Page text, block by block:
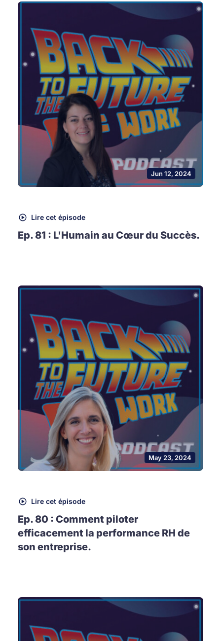
Jun 12, 2024
Lire cet épisode
Ep. 81 : L'Humain au Cœur du Succès.
May 23, 2024
Lire cet épisode
Ep. 80 : Comment piloter
efficacement la performance RH de
son entreprise.